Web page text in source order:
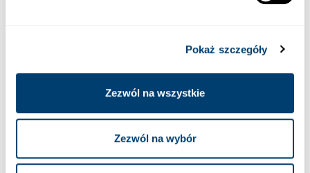
Pokaż szczegóły
Zezwól na wszystkie
Zezwól na wybór
Bardzo porządna wypożyczalnia, auto nowe, sprawne i
czyste. Oddanie auta szybkie i bez problemów. Transfer na i
z lotniska również bez zarzutów. Polecam za uczciwe
podejście, jakość i bardzo dobrą cenę.
Zobacz w Google